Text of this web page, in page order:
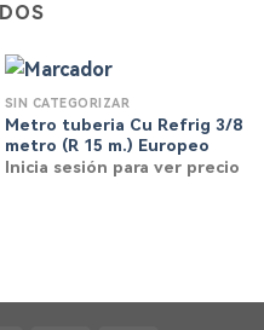
SIN CATEGORIZAR
Metro tuberia Cu Refrig 3/8
metro (R 15 m.) Europeo
Inicia sesión para ver precio